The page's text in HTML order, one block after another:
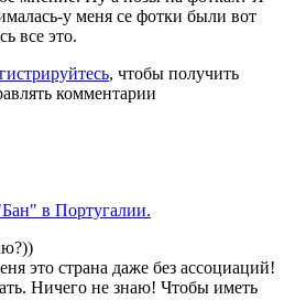
у меня се фотки были вот
все это.
, чтобы получить
комментарии
в Португалии.
это страна даже без ассоциаций!
Ничего не знаю! Чтобы иметь